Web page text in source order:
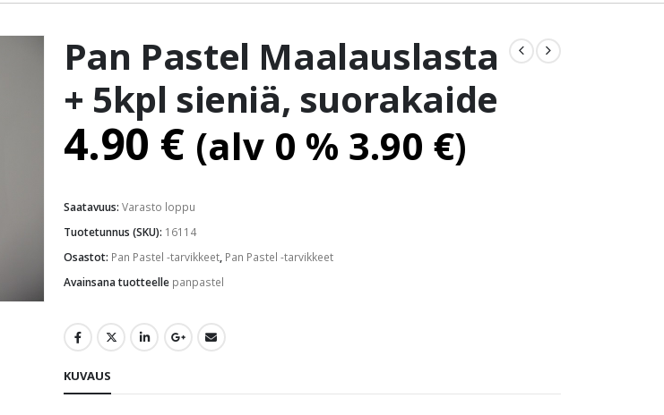
Pan Pastel Maalauslasta
+ 5kpl sieniä, suorakaide
4.90 € (alv 0 % 3.90 €)
Saatavuus: Varasto loppu
Tuotetunnus (SKU): 16114
Osastot: Pan Pastel -tarvikkeet, Pan Pastel -tarvikkeet
Avainsana tuotteelle panpastel
KUVAUS